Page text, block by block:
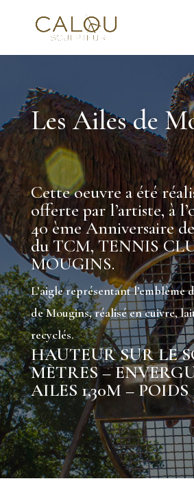
Les Ailes de
Cette oeuvre a été
offerte par l’artiste, à
40 ème Anniversaire
du TCM, TENNIS
MOUGINS.
L’aigle représentant l’emblème
de Mougins, réalisé en cuivre,
recyclés.
HAUTEUR SUR LE
MÈTRES –
AILES 1,30M – POIDS